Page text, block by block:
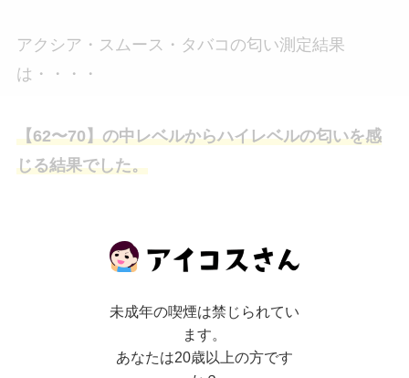
アクシア・スムース・タバコの匂い測定結果
は・・・・
【62〜70】の中レベルからハイレベルの匂いを感
じる結果でした。
と、しばらくの間は部屋に鼻をツンとする匂いが
気になる人は、換気扇の下や外で吸うのがおすす
未成年の喫煙は禁じられてい
ます。
あなたは20歳以上の方です